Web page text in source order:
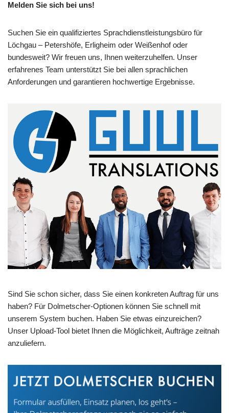
Melden Sie sich bei uns!
Suchen Sie ein qualifiziertes Sprachdienstleistungsbüro für
Löchgau – Petershöfe, Erligheim oder Weißenhof oder
bundesweit? Wir freuen uns, Ihnen weiterzuhelfen. Unser
erfahrenes Team unterstützt Sie bei allen sprachlichen
Anforderungen und garantieren hochwertige Ergebnisse.
Sind Sie schon sicher, dass Sie einen konkreten Auftrag für uns
haben? Für Dolmetscher-Optionen können Sie schnell mit
unserem System buchen. Haben Sie etwas einzureichen?
Unser Upload-Tool bietet Ihnen die Möglichkeit, Aufträge zeitnah
anzuliefern.